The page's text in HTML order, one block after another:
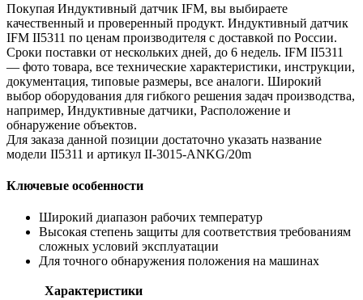
Покупая Индуктивный датчик IFM, вы выбираете
качественный и проверенный продукт. Индуктивный датчик
IFM II5311 по ценам производителя с доставкой по России.
Сроки поставки от нескольких дней, до 6 недель. IFM II5311
— фото товара, все технические характеристики, инструкции,
документация, типовые размеры, все аналоги. Широкий
выбор оборудования для гибкого решения задач производства,
например, Индуктивные датчики, Расположение и
обнаружение объектов.
Для заказа данной позиции достаточно указать название
модели II5311 и артикул II-3015-ANKG/20m
Ключевые особенности
Широкий диапазон рабочих температур
Высокая степень защиты для соответствия требованиям
сложных условий эксплуатации
Для точного обнаружения положения на машинах
Характеристики